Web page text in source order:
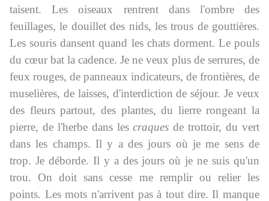
taisent. Les oiseaux rentrent dans l'ombre des
feuillages, le douillet des nids, les trous de gouttières.
Les souris dansent quand les chats dorment. Le pouls
du cœur bat la cadence. Je ne veux plus de serrures, de
feux rouges, de panneaux indicateurs, de frontières, de
muselières, de laisses, d'interdiction de séjour. Je veux
des fleurs partout, des plantes, du lierre rongeant la
pierre, de l'herbe dans lescraquesde trottoir, du vert
dans les champs. Il y a des jours où je me sens de
trop. Je déborde. Il y a des jours où je ne suis qu'un
trou. On doit sans cesse me remplir ou relier les
points. Les mots n'arrivent pas à tout dire. Il manque